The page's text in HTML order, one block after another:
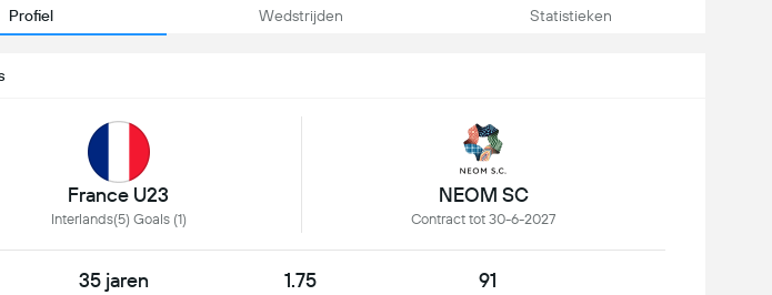
Profiel Wedstrijden Statistieken
France U23
Interlands(5) Goals (1)
NEOM SC
Contract tot 30-6-2027
35 jaren 1.75 91